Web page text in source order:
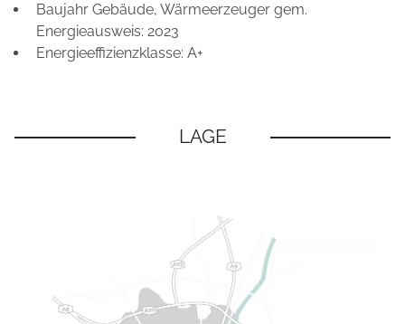
Baujahr Gebäude, Wärmeerzeuger gem.
Energieausweis: 2023
Energieeffizienzklasse: A+